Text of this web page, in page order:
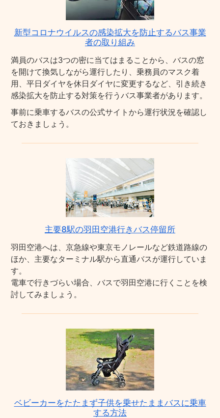
新型コロナウイルスの感染拡大を防止するバス事業
者の取り組み
満員のバスは3つの密に当てはまることから、バスの窓
を開けて換気しながら運行したり、乗務員のマスク着
用、平日ダイヤを休日ダイヤに変更するなど、引き続き
感染拡大を防止する対策を行うバス事業者があります。
事前に乗車するバスの公式サイトから運行状況を確認し
ておきましょう。
主要8駅の羽田空港行きバス停留所
羽田空港へは、京急線や東京モノレールなど鉄道路線の
ほか、主要なターミナル駅から直通バスが運行していま
す。
電車で行きづらい場合、バスで羽田空港に行くことを検
討してみましょう。
ベビーカーをたたまず子供を乗せたままバスに乗車
する方法